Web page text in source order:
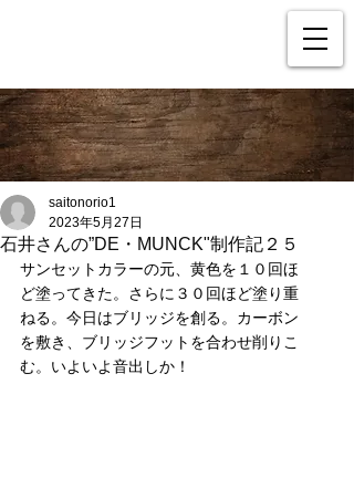
石井さんの”DE・MUNCK"制作記２５
saitonorio1
2023年5月27日
サンセットカラーの元、黄色を１０回ほ
ど塗ってきた。さらに３０回ほど塗り重
ねる。今日はブリッジを創る。カーボン
を敷き、ブリッジフットを合わせ削りこ
む。いよいよ音出しか！